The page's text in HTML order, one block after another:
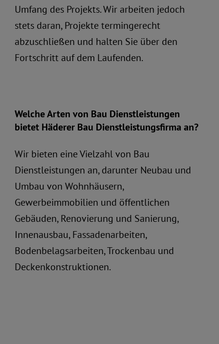
Umfang des Projekts. Wir arbeiten jedoch
stets daran, Projekte termingerecht
abzuschließen und halten Sie über den
Fortschritt auf dem Laufenden.
Welche Arten von Bau Dienstleistungen
bietet Häderer Bau Dienstleistungsfirma an?
Wir bieten eine Vielzahl von Bau
Dienstleistungen an, darunter Neubau und
Umbau von Wohnhäusern,
Gewerbeimmobilien und öffentlichen
Gebäuden, Renovierung und Sanierung,
Innenausbau, Fassadenarbeiten,
Bodenbelagsarbeiten, Trockenbau und
Deckenkonstruktionen.